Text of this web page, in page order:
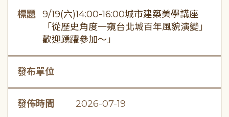
標題 9/19(六)14:00-16:00城市建築美學講座
「從歷史角度一窺台北城百年風貌演變」
歡迎踴躍參加～」
發布單位
發佈時間 2026-07-19